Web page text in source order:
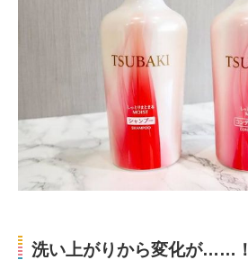
洗い上がりから変化が……！